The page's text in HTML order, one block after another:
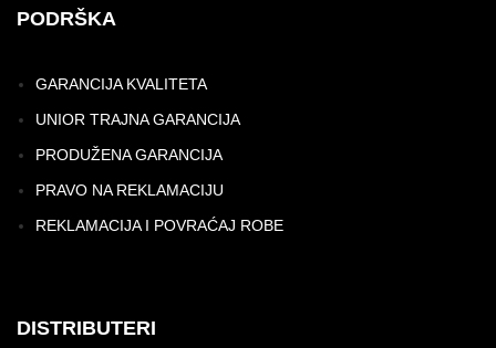
PODRŠKA
GARANCIJA KVALITETA
UNIOR TRAJNA GARANCIJA
PRODUŽENA GARANCIJA
PRAVO NA REKLAMACIJU
REKLAMACIJA I POVRAĆAJ ROBE
DISTRIBUTERI